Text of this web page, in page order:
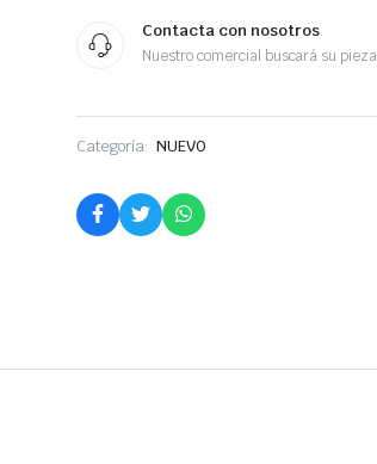
Contacta con nosotros
Nuestro comercial buscará su pieza
Categoría: NUEVO